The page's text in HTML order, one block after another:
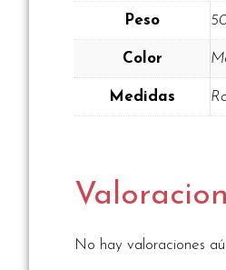
Peso
Color
Medidas
No hay valoraciones